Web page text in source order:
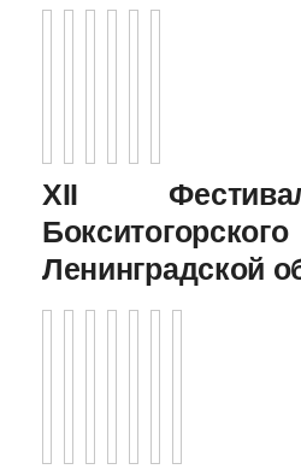
XII
Ленинградской